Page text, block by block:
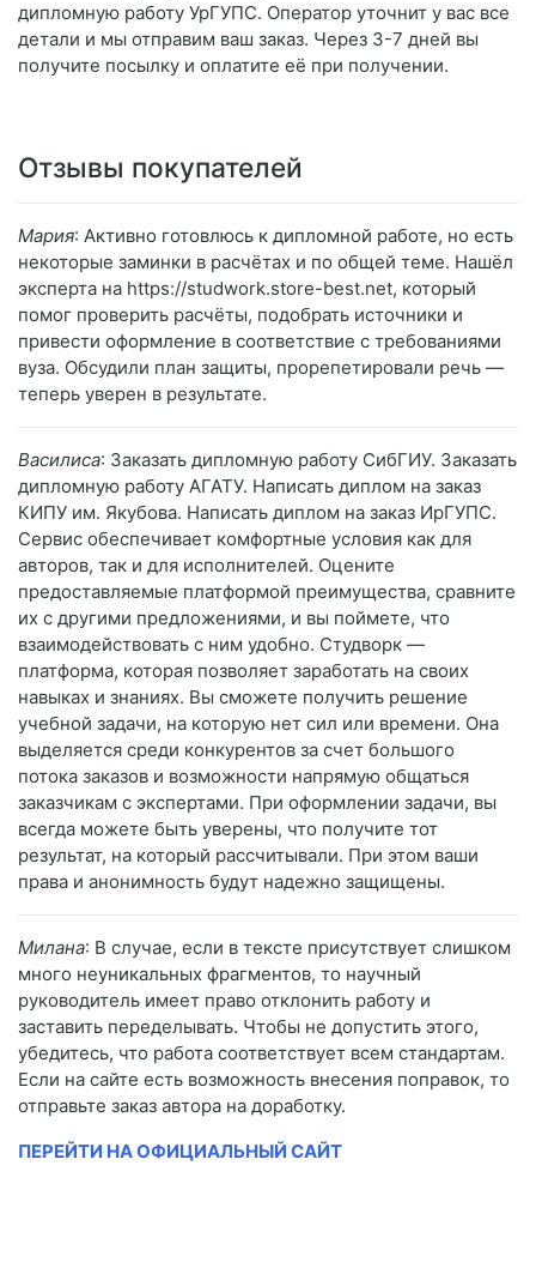
дипломную работу УрГУПС. Оператор уточнит у вас все
детали и мы отправим ваш заказ. Через 3-7 дней вы
получите посылку и оплатите её при получении.
Отзывы покупателей
Мария: Активно готовлюсь к дипломной работе, но есть
некоторые заминки в расчётах и по общей теме. Нашёл
эксперта на https://studwork.store-best.net, который
помог проверить расчёты, подобрать источники и
привести оформление в соответствие с требованиями
вуза. Обсудили план защиты, прорепетировали речь —
теперь уверен в результате.
Василиса: Заказать дипломную работу СибГИУ. Заказать
дипломную работу АГАТУ. Написать диплом на заказ
КИПУ им. Якубова. Написать диплом на заказ ИрГУПС.
Сервис обеспечивает комфортные условия как для
авторов, так и для исполнителей. Оцените
предоставляемые платформой преимущества, сравните
их с другими предложениями, и вы поймете, что
взаимодействовать с ним удобно. Студворк —
платформа, которая позволяет заработать на своих
навыках и знаниях. Вы сможете получить решение
учебной задачи, на которую нет сил или времени. Она
выделяется среди конкурентов за счет большого
потока заказов и возможности напрямую общаться
заказчикам с экспертами. При оформлении задачи, вы
всегда можете быть уверены, что получите тот
результат, на который рассчитывали. При этом ваши
права и анонимность будут надежно защищены.
Милана: В случае, если в тексте присутствует слишком
много неуникальных фрагментов, то научный
руководитель имеет право отклонить работу и
заставить переделывать. Чтобы не допустить этого,
убедитесь, что работа соответствует всем стандартам.
Если на сайте есть возможность внесения поправок, то
отправьте заказ автора на доработку.
ПЕРЕЙТИ НА ОФИЦИАЛЬНЫЙ САЙТ